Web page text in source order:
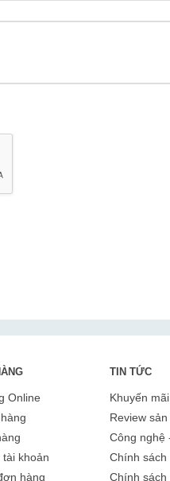
Online
khoản
hàng
TIN TỨC
Khuyến mãi
Review
Công nghệ
Chính sách
Chính